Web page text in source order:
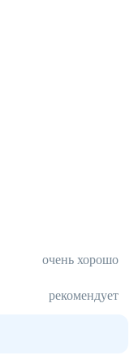
очень хорошо
рекомендует